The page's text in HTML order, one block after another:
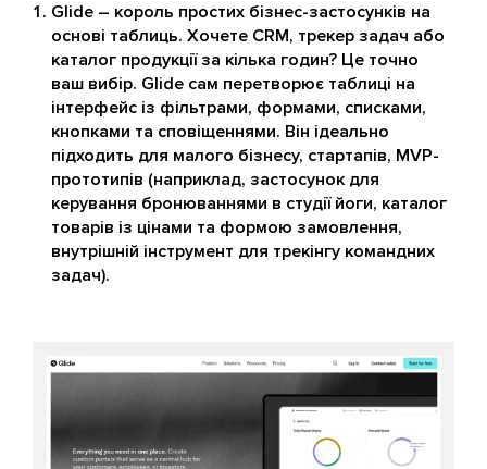
Glide – король простих бізнес-застосунків на
основі таблиць. Хочете CRM, трекер задач або
каталог продукції за кілька годин? Це точно
ваш вибір. Glide сам перетворює таблиці на
інтерфейс із фільтрами, формами, списками,
кнопками та сповіщеннями. Він ідеально
підходить для малого бізнесу, стартапів, MVP-
прототипів (наприклад, застосунок для
керування бронюваннями в студії йоги, каталог
товарів із цінами та формою замовлення,
внутрішній інструмент для трекінгу командних
задач).